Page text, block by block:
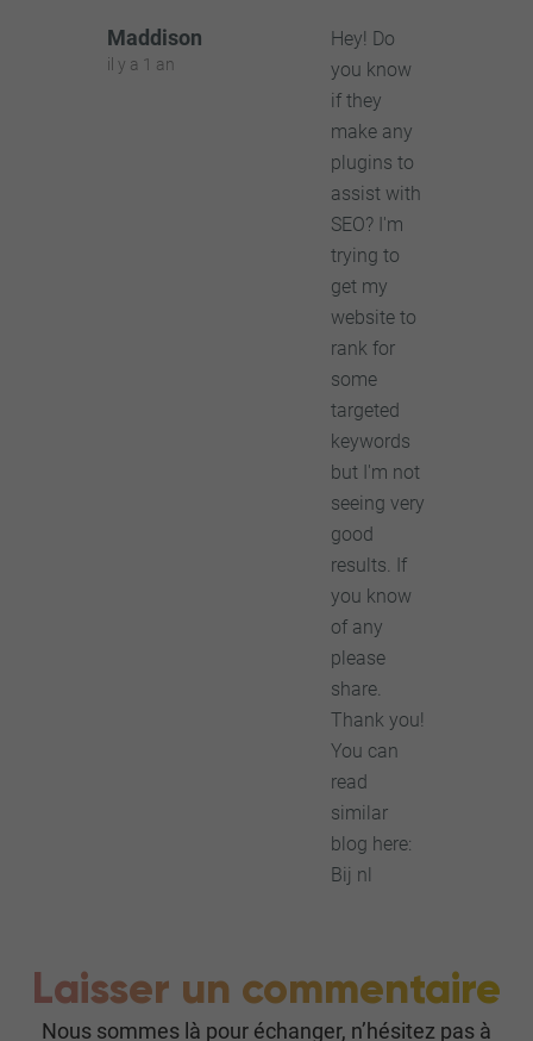
Maddison
il y a 1 an
Hey! Do
you know
if they
make any
plugins to
assist with
SEO? I'm
trying to
get my
website to
rank for
some
targeted
keywords
but I'm not
seeing very
good
results. If
you know
of any
please
share.
Thank you!
You can
read
similar
blog here:
Bij nl
Laisser un commentaire
Nous sommes là pour échanger, n’hésitez pas à